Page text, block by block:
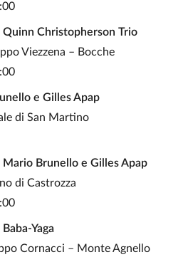
Christopherson Trio
Viezzena – Bocche
e Gilles Apap
di San Martino
Brunello e Gilles Apap
di Castrozza
Cornacci – Monte Agnello